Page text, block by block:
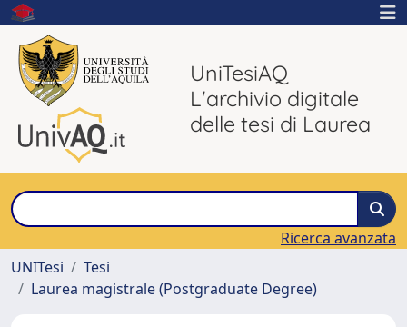
UniTesiAQ
L'archivio digitale
delle tesi di Laurea
Ricerca avanzata
UNITesi
Tesi
Laurea magistrale (Postgraduate Degree)